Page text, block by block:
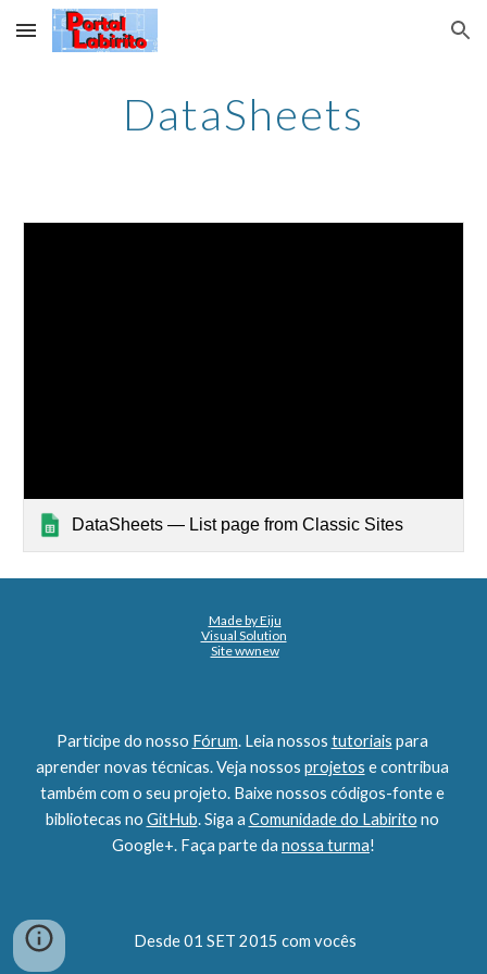
Skip to main content Skip to navigation
DataSheets
DataSheets — List page from Classic Sites
Made by Eiju
Visual Solution
Site wwnew
Participe do nosso Fórum. Leia nossos tutoriais para
aprender novas técnicas. Veja nossos projetos e contribua
também com o seu projeto. Baixe nossos códigos-fonte e
bibliotecas no GitHub. Siga a Comunidade do Labirito no
Google+. Faça parte da nossa turma!
Desde 01 SET 2015 com vocês